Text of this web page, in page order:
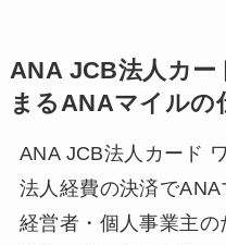
ANA JCB法人カ
まるANAマイルの
ANA JCB法人カード
法人経費の決済で
経営者・個人事業主